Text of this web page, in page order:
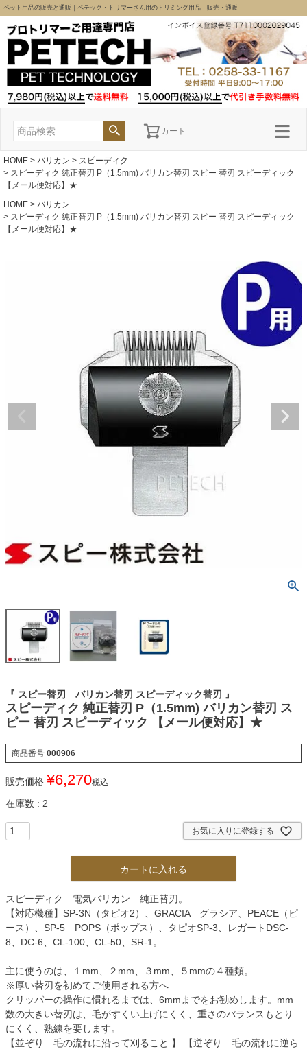
ペット用品の販売と通販｜ペテック・トリマーさん用のトリミング用品 販売・通販
カート
HOME バリカン
スピーディク
スピーディク 純正替刃 P（1.5mm) バリカン替刃 スピー 替刃 スピーディック
【メール便対応】★
HOME
バリカン
スピーディク 純正替刃 P（1.5mm) バリカン替刃 スピー 替刃 スピーディック
【メール便対応】★
『 スピー替刃 バリカン替刃 スピーディック替刃 』
スピーディク 純正替刃 P（1.5mm) バリカン替刃 ス
ピー 替刃 スピーディック 【メール便対応】★
商品番号 000906
販売価格 ¥6,270税込
在庫数 2
お気に入りに登録する
カートに入れる
スピーディク 電気バリカン 純正替刃。
【対応機種】SP-3N（タピオ2）、GRACIA グラシア、PEACE（ピ
ース）、SP-5 POPS（ポップス）、タピオSP-3、レガートDSC-
8、DC-6、CL-100、CL-50、SR-1。
主に使うのは、１mm、２mm、３mm、５mmの４種類。
※厚い替刃を初めてご使用される方へ
クリッパーの操作に慣れるまでは、6mmまでをお勧めします。mm
数の大きい替刃は、毛がすくい上げにくく、重さのバランスもとり
にくく、熟練を要します。
【並ぞり 毛の流れに沿って刈ること 】 【逆ぞり 毛の流れに逆ら